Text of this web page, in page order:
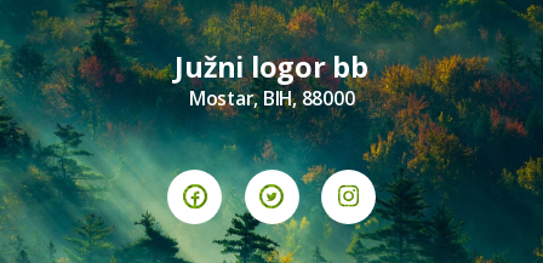
Južni logor bb
Mostar, BIH, 88000